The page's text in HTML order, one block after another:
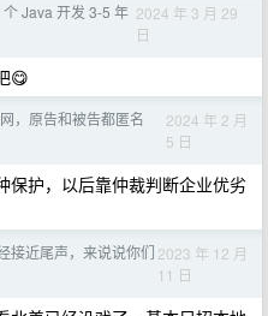
Java 开发 3-5 年 2024 年 3 月 29
日
😋
，原告和被告都匿名
2024 年 2 月
5 日
保护，以后靠仲裁判断企业优劣
接近尾声，来说说你们 2023 年 12 月
11 日